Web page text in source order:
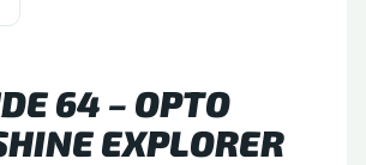
64 – OPTO
EXPLORER